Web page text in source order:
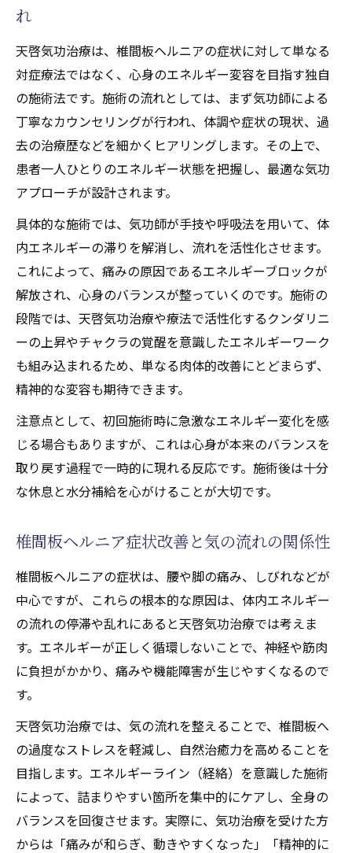
れ
天啓気功治療は、椎間板ヘルニアの症状に対して単なる
対症療法ではなく、心身のエネルギー変容を目指す独自
の施術法です。施術の流れとしては、まず気功師による
丁寧なカウンセリングが行われ、体調や症状の現状、過
去の治療歴などを細かくヒアリングします。その上で、
患者一人ひとりのエネルギー状態を把握し、最適な気功
アプローチが設計されます。
具体的な施術では、気功師が手技や呼吸法を用いて、体
内エネルギーの滞りを解消し、流れを活性化させます。
これによって、痛みの原因であるエネルギーブロックが
解放され、心身のバランスが整っていくのです。施術の
段階では、天啓気功治療や療法で活性化するクンダリニ
ーの上昇やチャクラの覚醒を意識したエネルギーワーク
も組み込まれるため、単なる肉体的改善にとどまらず、
精神的な変容も期待できます。
注意点として、初回施術時に急激なエネルギー変化を感
じる場合もありますが、これは心身が本来のバランスを
取り戻す過程で一時的に現れる反応です。施術後は十分
な休息と水分補給を心がけることが大切です。
椎間板ヘルニア症状改善と気の流れの関係性
椎間板ヘルニアの症状は、腰や脚の痛み、しびれなどが
中心ですが、これらの根本的な原因は、体内エネルギー
の流れの停滞や乱れにあると天啓気功治療では考えま
す。エネルギーが正しく循環しないことで、神経や筋肉
に負担がかかり、痛みや機能障害が生じやすくなるので
す。
天啓気功治療では、気の流れを整えることで、椎間板へ
の過度なストレスを軽減し、自然治癒力を高めることを
目指します。エネルギーライン（経絡）を意識した施術
によって、詰まりやすい箇所を集中的にケアし、全身の
バランスを回復させます。実際に、気功治療を受けた方
からは「痛みが和らぎ、動きやすくなった」「精神的に